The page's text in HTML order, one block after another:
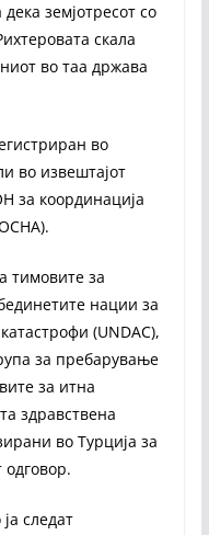
земјотресот со
скала
во таа држава
во
во извештајот
за координација
тимовите за
нации за
(UNDAC),
за пребарување
за итна
здравствена
во Турција за
следат